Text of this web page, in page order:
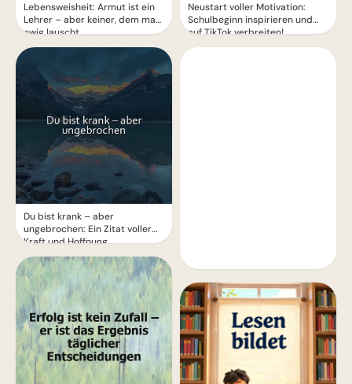
Lebensweisheit: Armut ist ein
Lehrer – aber keiner, dem man
ewig lauscht
Du bist krank – aber
ungebrochen: Ein Zitat voller
Kraft und Hoffnung
Neustart voller Motivation:
Schulbeginn inspirieren und
auf TikTok verbreiten!